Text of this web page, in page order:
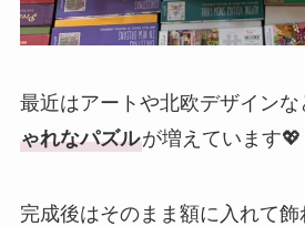
最近はアートや北欧デザインな
ゃれなパズルが増えています💖
完成後はそのまま額に入れて飾